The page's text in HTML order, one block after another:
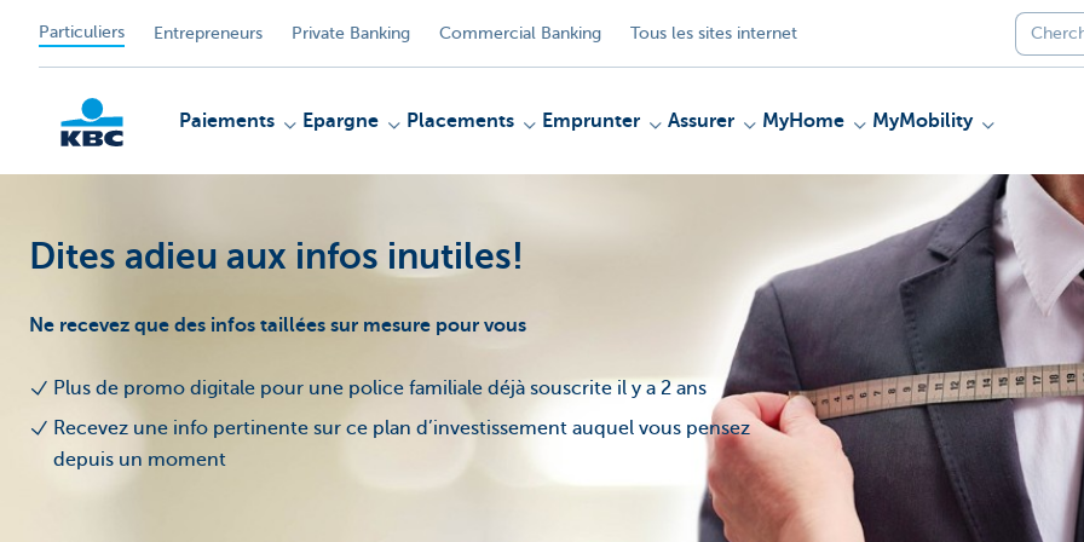
Particuliers Entrepreneurs Private Banking Commercial Banking Tous les sites internet
Particulieren
Paiements Epargne Placements Emprunter Assurer MyHome MyMobility
Dites adieu aux infos inutiles!
Ne recevez que des infos taillées sur mesure pour vous
Plus de promo digitale pour une police familiale déjà souscrite il y a 2 ans
Recevez une info pertinente sur ce plan d’investissement auquel vous pensez
depuis un moment